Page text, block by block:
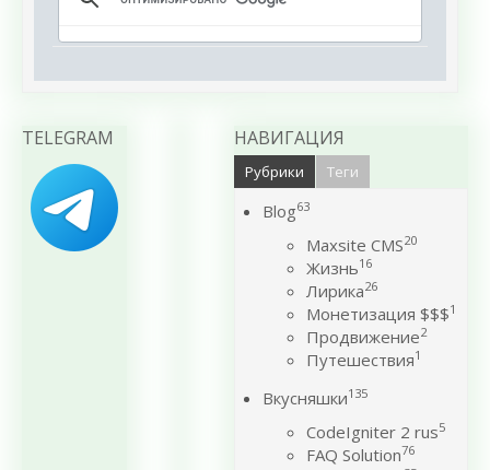
TELEGRAM НАВИГАЦИЯ
Рубрики Теги
Blog63
Maxsite CMS20
Жизнь16
Лирика26
Монетизация $$$1
Продвижение2
Путешествия1
Вкусняшки135
CodeIgniter 2 rus5
FAQ Solution76